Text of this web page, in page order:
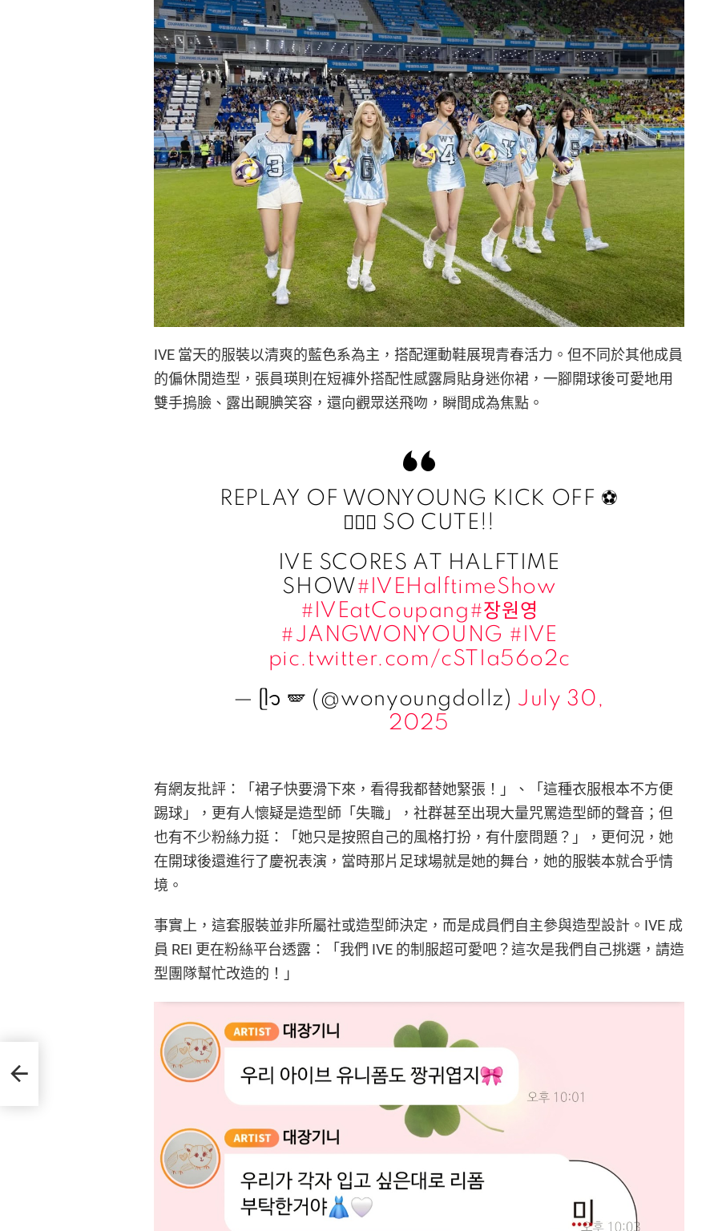
IVE 當天的服裝以清爽的藍色系為主，搭配運動鞋展現青春活力。但不同於其他成員
的偏休閒造型，張員瑛則在短褲外搭配性感露肩貼身迷你裙，一腳開球後可愛地用
雙手摀臉、露出靦腆笑容，還向觀眾送飛吻，瞬間成為焦點。
REPLAY OF WONYOUNG KICK OFF ⚽️
🏃🏻‍♀️ SO CUTE!!
IVE SCORES AT HALFTIME
SHOW#IVEHalftimeShow
#IVEatCoupang#장원영
#JANGWONYOUNG #IVE
pic.twitter.com/cSTIa56o2c
— ᥫ᭡ 🪽 (@wonyoungdollz) July 30,
2025
有網友批評：「裙子快要滑下來，看得我都替她緊張！」、「這種衣服根本不方便
踢球」，更有人懷疑是造型師「失職」，社群甚至出現大量咒罵造型師的聲音；但
也有不少粉絲力挺：「她只是按照自己的風格打扮，有什麼問題？」，更何況，她
在開球後還進行了慶祝表演，當時那片足球場就是她的舞台，她的服裝本就合乎情
境。
事實上，這套服裝並非所屬社或造型師決定，而是成員們自主參與造型設計。IVE 成
員 REI 更在粉絲平台透露：「我們 IVE 的制服超可愛吧？這次是我們自己挑選，請造
型團隊幫忙改造的！」